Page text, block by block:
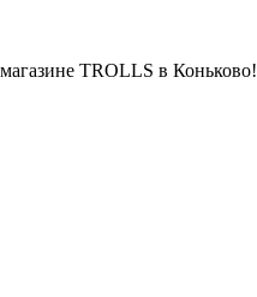
TROLLS в Коньково!